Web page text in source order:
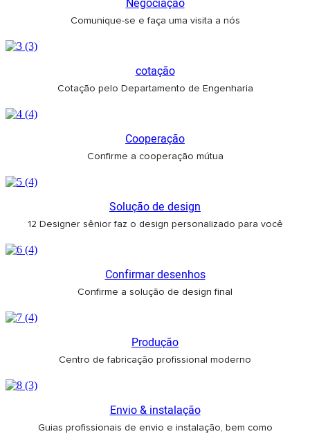
Negociação
Comunique-se e faça uma visita a nós
cotação
Cotação pelo Departamento de Engenharia
Cooperação
Confirme a cooperação mútua
Solução de design
12 Designer sênior faz o design personalizado para você
Confirmar desenhos
Confirme a solução de design final
Produção
Centro de fabricação profissional moderno
Envio & instalação
Guias profissionais de envio e instalação, bem como